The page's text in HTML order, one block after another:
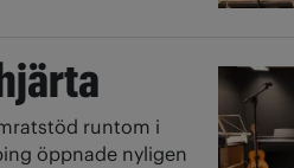
runtom i
öppnade nyligen